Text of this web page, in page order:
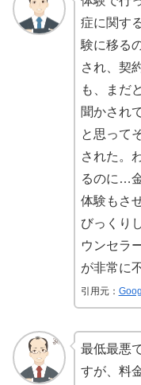
症に関す
験に移る
され、契
も、まだ
聞かされ
と思って
された。
るのに…
体験もさ
びっくり
ウンセラ
が非常に
引用元：
最低最悪
すが、料